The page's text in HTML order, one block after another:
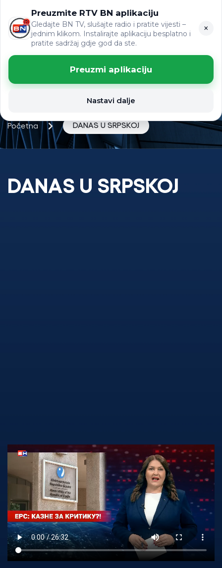
VIJESTI LAT
Preuzmite RTV BN aplikaciju
Gledajte BN TV, slušajte radio i pratite vijesti –
jednim klikom. Instalirajte aplikaciju besplatno i
pratite sadržaj gdje god da ste.
×
Preuzmi aplikaciju
Nastavi dalje
Početna DANAS U SRPSKOJ
DANAS U SRPSKOJ